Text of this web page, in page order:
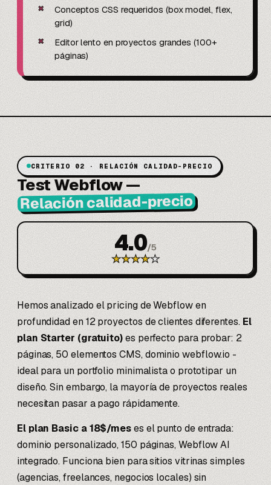
✗
Conceptos CSS requeridos (box model, flex,
grid)
✗
Editor lento en proyectos grandes (100+
páginas)
CRITERIO 02 · RELACIÓN CALIDAD-PRECIO
Test Webflow—
Relación calidad-precio
4.0/5
★★★★★
Hemos analizado el pricing de Webflow en
profundidad en 12 proyectos de clientes diferentes. El
plan Starter (gratuito)es perfecto para probar: 2
páginas, 50 elementos CMS, dominio webflow.io -
ideal para un portfolio minimalista o prototipar un
diseño. Sin embargo, la mayoría de proyectos reales
necesitan pasar a pago rápidamente.
El plan Basic a 18$/meses el punto de entrada:
dominio personalizado, 150 páginas, Webflow AI
integrado. Funciona bien para sitios vitrinas simples
(agencias, freelances, negocios locales) sin